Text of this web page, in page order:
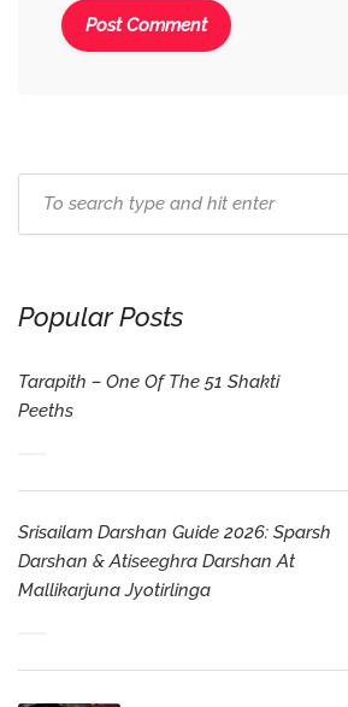
Popular Posts
Tarapith – One Of The 51 Shakti
Peeths
Srisailam Darshan Guide 2026: Sparsh
Darshan & Atiseeghra Darshan At
Mallikarjuna Jyotirlinga